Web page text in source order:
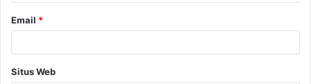
Email *
Situs Web